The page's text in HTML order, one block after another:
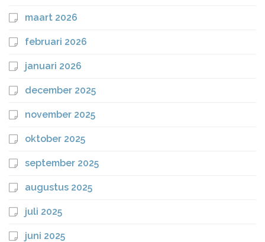
maart 2026
februari 2026
januari 2026
december 2025
november 2025
oktober 2025
september 2025
augustus 2025
juli 2025
juni 2025